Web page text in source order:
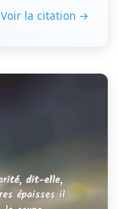
Voir la citation →